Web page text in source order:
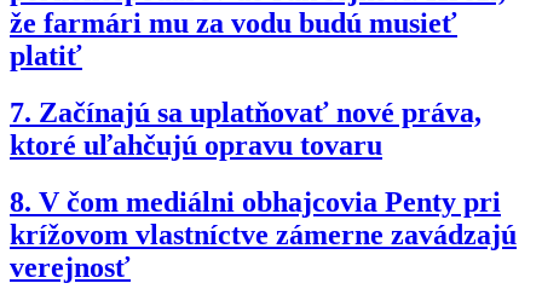
že farmári mu za vodu budú musieť
platiť
7. Začínajú sa uplatňovať nové práva,
ktoré uľahčujú opravu tovaru
8. V čom mediálni obhajcovia Penty pri
krížovom vlastníctve zámerne zavádzajú
verejnosť